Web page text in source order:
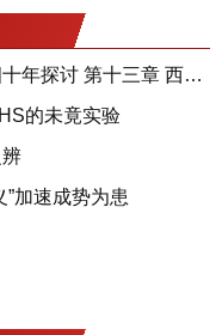
漫漫求索路——北加里曼丹革命四十年探讨 第十三章 西部国内掀起武装斗争的高潮（中）
的未竟实验
加速成势为患